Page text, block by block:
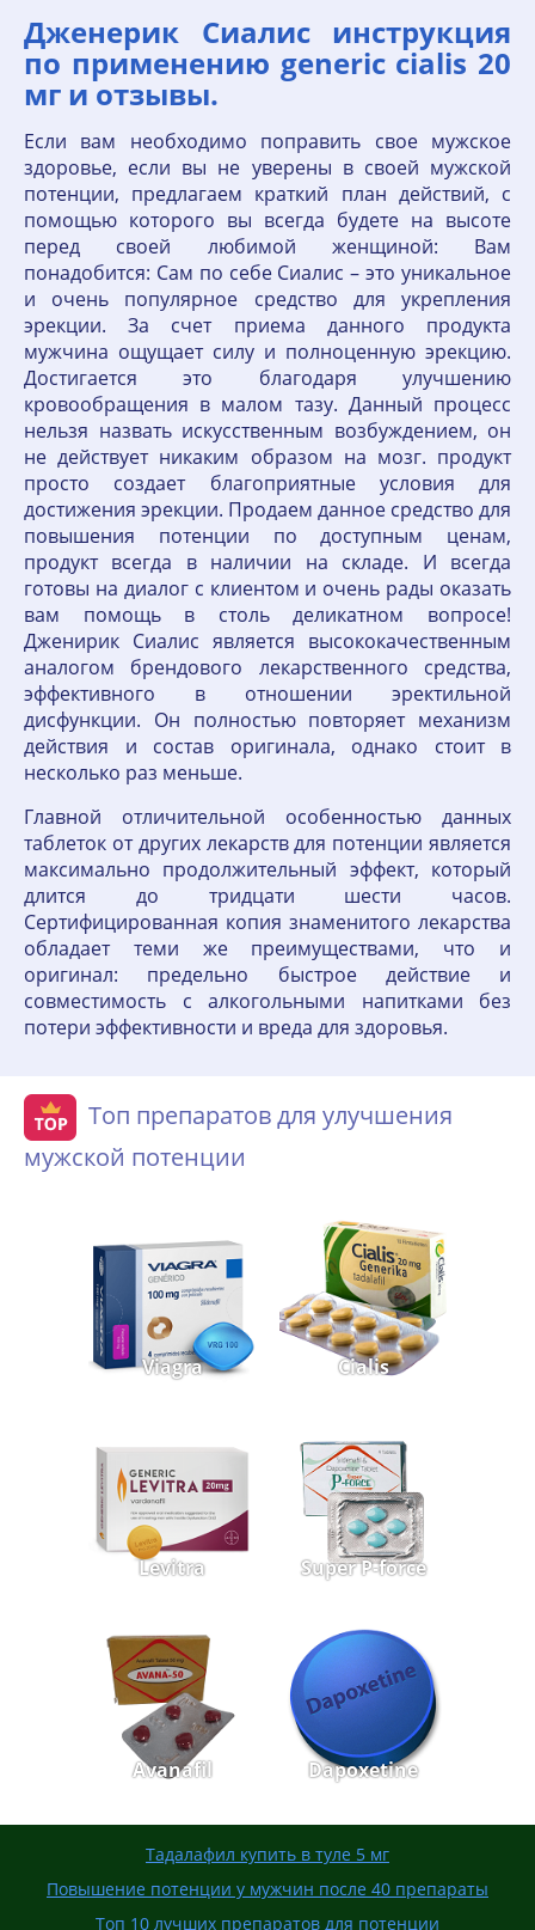
Дженерик Сиалис инструкция
по применению generic cialis 20
мг и отзывы.
Если вам необходимо поправить свое мужское
здоровье, если вы не уверены в своей мужской
потенции, предлагаем краткий план действий, с
помощью которого вы всегда будете на высоте
перед своей любимой женщиной: Вам
понадобится: Сам по себе Сиалис – это уникальное
и очень популярное средство для укрепления
эрекции. За счет приема данного продукта
мужчина ощущает силу и полноценную эрекцию.
Достигается это благодаря улучшению
кровообращения в малом тазу. Данный процесс
нельзя назвать искусственным возбуждением, он
не действует никаким образом на мозг. продукт
просто создает благоприятные условия для
достижения эрекции. Продаем данное средство для
повышения потенции по доступным ценам,
продукт всегда в наличии на складе. И всегда
готовы на диалог с клиентом и очень рады оказать
вам помощь в столь деликатном вопросе!
Дженирик Сиалис является высококачественным
аналогом брендового лекарственного средства,
эффективного в отношении эректильной
дисфункции. Он полностью повторяет механизм
действия и состав оригинала, однако стоит в
несколько раз меньше.
Главной отличительной особенностью данных
таблеток от других лекарств для потенции является
максимально продолжительный эффект, который
длится до тридцати шести часов.
Сертифицированная копия знаменитого лекарства
обладает теми же преимуществами, что и
оригинал: предельно быстрое действие и
совместимость с алкогольными напитками без
потери эффективности и вреда для здоровья.
Топ препаратов для улучшения
мужской потенции
Viagra Cialis
Levitra Super P-force
Avanafil Dapoxetine
Тадалафил купить в туле 5 мг
Повышение потенции у мужчин после 40 препараты
Топ 10 лучших препаратов для потенции